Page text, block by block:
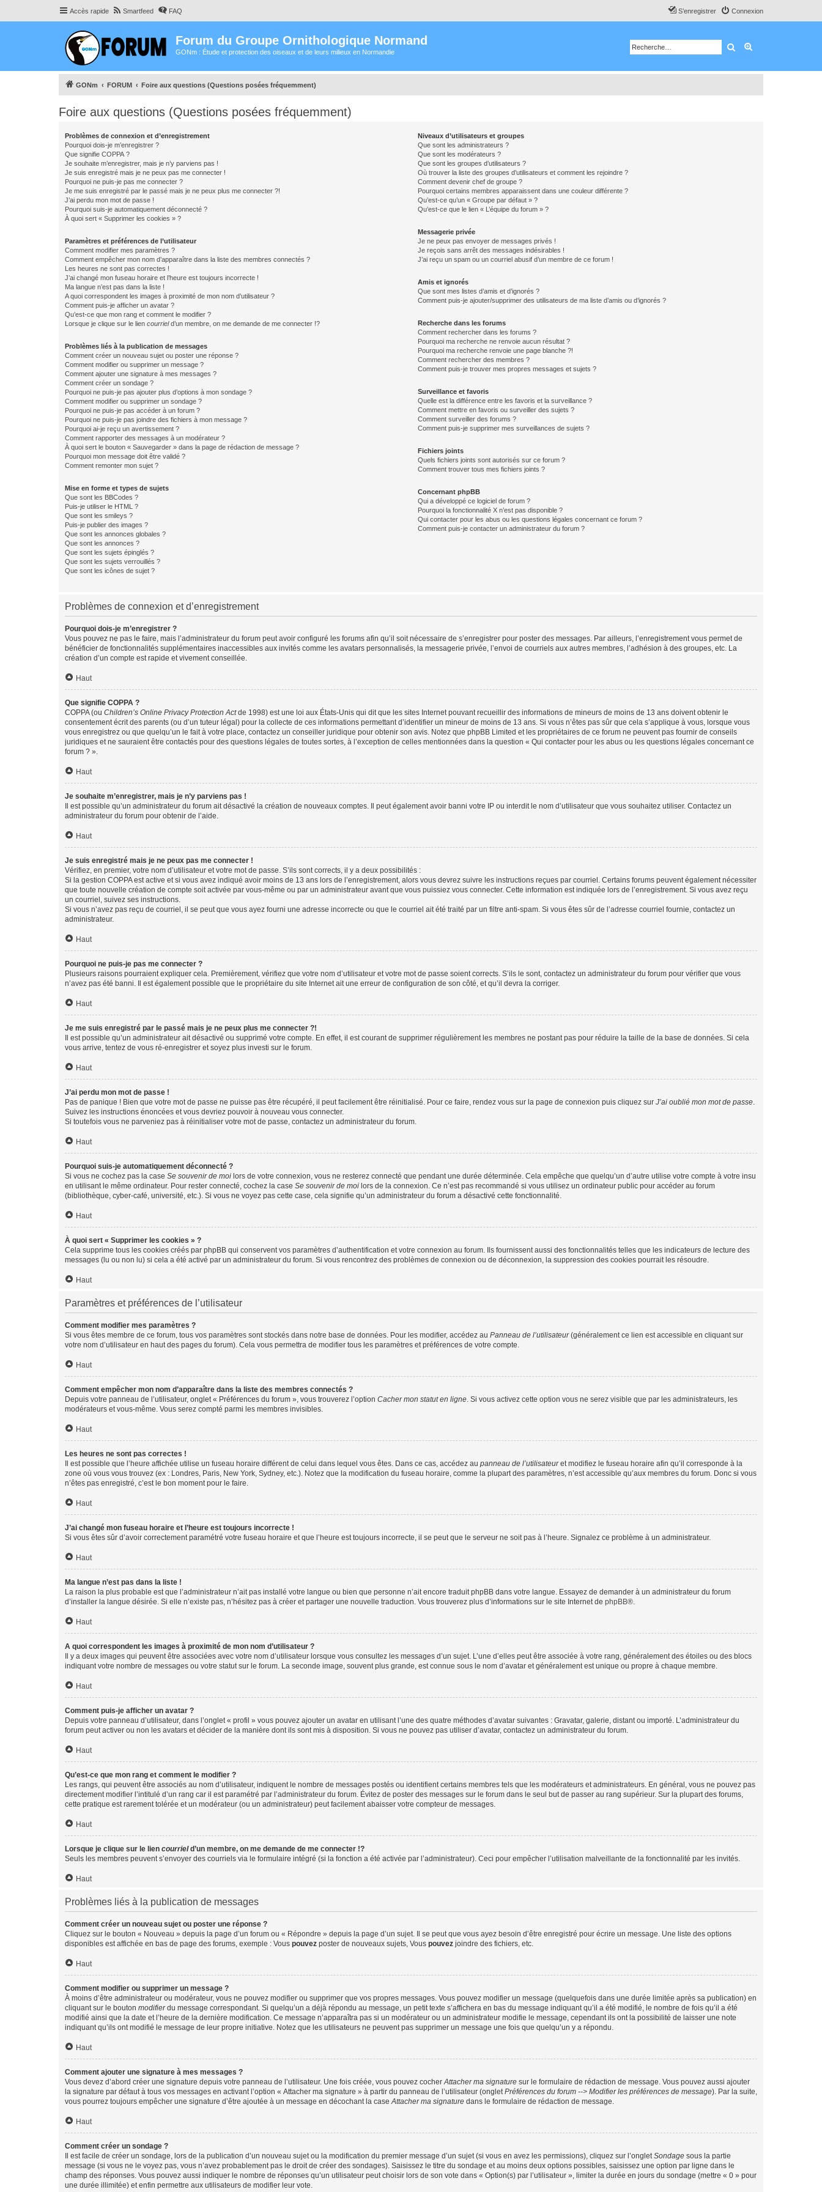
Accès rapide Smartfeed FAQ Connexion
S’enregistrer
Forum du Groupe Ornithologique Normand
GONm : Étude et protection des oiseaux et de leurs milieux en Normandie Rechercher
GONm FORUM Foire aux questions (Questions posées fréquemment)
Foire aux questions (Questions posées fréquemment)
Problèmes de connexion et d’enregistrement
Pourquoi dois-je m’enregistrer ?
Que signifie COPPA ?
Je souhaite m’enregistrer, mais je n’y parviens pas !
Je suis enregistré mais je ne peux pas me connecter !
Pourquoi ne puis-je pas me connecter ?
Je me suis enregistré par le passé mais je ne peux plus me connecter ?!
J’ai perdu mon mot de passe !
Pourquoi suis-je automatiquement déconnecté ?
À quoi sert « Supprimer les cookies » ?
Paramètres et préférences de l’utilisateur
Comment modifier mes paramètres ?
Comment empêcher mon nom d’apparaître dans la liste des membres connectés ?
Les heures ne sont pas correctes !
J’ai changé mon fuseau horaire et l’heure est toujours incorrecte !
Ma langue n’est pas dans la liste !
A quoi correspondent les images à proximité de mon nom d’utilisateur ?
Comment puis-je afficher un avatar ?
Qu’est-ce que mon rang et comment le modifier ?
Lorsque je clique sur le lien courrield’un membre, on me demande de me connecter !?
Problèmes liés à la publication de messages
Comment créer un nouveau sujet ou poster une réponse ?
Comment modifier ou supprimer un message ?
Comment ajouter une signature à mes messages ?
Comment créer un sondage ?
Pourquoi ne puis-je pas ajouter plus d’options à mon sondage ?
Comment modifier ou supprimer un sondage ?
Pourquoi ne puis-je pas accéder à un forum ?
Pourquoi ne puis-je pas joindre des fichiers à mon message ?
Pourquoi ai-je reçu un avertissement ?
Comment rapporter des messages à un modérateur ?
À quoi sert le bouton « Sauvegarder » dans la page de rédaction de message ?
Pourquoi mon message doit être validé ?
Comment remonter mon sujet ?
Mise en forme et types de sujets
Que sont les BBCodes ?
Puis-je utiliser le HTML ?
Que sont les smileys ?
Puis-je publier des images ?
Que sont les annonces globales ?
Que sont les annonces ?
Que sont les sujets épinglés ?
Que sont les sujets verrouillés ?
Que sont les icônes de sujet ?
Niveaux d’utilisateurs et groupes
Que sont les administrateurs ?
Que sont les modérateurs ?
Que sont les groupes d’utilisateurs ?
Où trouver la liste des groupes d’utilisateurs et comment les rejoindre ?
Comment devenir chef de groupe ?
Pourquoi certains membres apparaissent dans une couleur différente ?
Qu’est-ce qu’un « Groupe par défaut » ?
Qu’est-ce que le lien « L’équipe du forum » ?
Messagerie privée
Je ne peux pas envoyer de messages privés !
Je reçois sans arrêt des messages indésirables !
J’ai reçu un spam ou un courriel abusif d’un membre de ce forum !
Amis et ignorés
Que sont mes listes d’amis et d’ignorés ?
Comment puis-je ajouter/supprimer des utilisateurs de ma liste d’amis ou d’ignorés ?
Recherche dans les forums
Comment rechercher dans les forums ?
Pourquoi ma recherche ne renvoie aucun résultat ?
Pourquoi ma recherche renvoie une page blanche ?!
Comment rechercher des membres ?
Comment puis-je trouver mes propres messages et sujets ?
Surveillance et favoris
Quelle est la différence entre les favoris et la surveillance ?
Comment mettre en favoris ou surveiller des sujets ?
Comment surveiller des forums ?
Comment puis-je supprimer mes surveillances de sujets ?
Fichiers joints
Quels fichiers joints sont autorisés sur ce forum ?
Comment trouver tous mes fichiers joints ?
Concernant phpBB
Qui a développé ce logiciel de forum ?
Pourquoi la fonctionnalité X n’est pas disponible ?
Qui contacter pour les abus ou les questions légales concernant ce forum ?
Comment puis-je contacter un administrateur du forum ?
Problèmes de connexion et d’enregistrement
Pourquoi dois-je m’enregistrer ?
Vous pouvez ne pas le faire, mais l’administrateur du forum peut avoir configuré les forums afin qu’il soit nécessaire de s’enregistrer pour poster des messages. Par ailleurs, l’enregistrement vous permet de
bénéficier de fonctionnalités supplémentaires inaccessibles aux invités comme les avatars personnalisés, la messagerie privée, l’envoi de courriels aux autres membres, l’adhésion à des groupes, etc. La
création d’un compte est rapide et vivement conseillée.
Haut
Que signifie COPPA ?
COPPA (ou Children’s Online Privacy Protection Actde 1998) est une loi aux États-Unis qui dit que les sites Internet pouvant recueillir des informations de mineurs de moins de 13 ans doivent obtenir le
consentement écrit des parents (ou d’un tuteur légal) pour la collecte de ces informations permettant d’identifier un mineur de moins de 13 ans. Si vous n’êtes pas sûr que cela s’applique à vous, lorsque vous
vous enregistrez ou que quelqu’un le fait à votre place, contactez un conseiller juridique pour obtenir son avis. Notez que phpBB Limited et les propriétaires de ce forum ne peuvent pas fournir de conseils
juridiques et ne sauraient être contactés pour des questions légales de toutes sortes, à l’exception de celles mentionnées dans la question « Qui contacter pour les abus ou les questions légales concernant ce
forum ? ».
Haut
Je souhaite m’enregistrer, mais je n’y parviens pas !
Il est possible qu’un administrateur du forum ait désactivé la création de nouveaux comptes. Il peut également avoir banni votre IP ou interdit le nom d’utilisateur que vous souhaitez utiliser. Contactez un
administrateur du forum pour obtenir de l’aide.
Haut
Je suis enregistré mais je ne peux pas me connecter !
Vérifiez, en premier, votre nom d’utilisateur et votre mot de passe. S’ils sont corrects, il y a deux possibilités :
Si la gestion COPPA est active et si vous avez indiqué avoir moins de 13 ans lors de l’enregistrement, alors vous devrez suivre les instructions reçues par courriel. Certains forums peuvent également nécessiter
que toute nouvelle création de compte soit activée par vous-même ou par un administrateur avant que vous puissiez vous connecter. Cette information est indiquée lors de l’enregistrement. Si vous avez reçu
un courriel, suivez ses instructions.
Si vous n’avez pas reçu de courriel, il se peut que vous ayez fourni une adresse incorrecte ou que le courriel ait été traité par un filtre anti-spam. Si vous êtes sûr de l’adresse courriel fournie, contactez un
administrateur.
Haut
Pourquoi ne puis-je pas me connecter ?
Plusieurs raisons pourraient expliquer cela. Premièrement, vérifiez que votre nom d’utilisateur et votre mot de passe soient corrects. S’ils le sont, contactez un administrateur du forum pour vérifier que vous
n’avez pas été banni. Il est également possible que le propriétaire du site Internet ait une erreur de configuration de son côté, et qu’il devra la corriger.
Haut
Je me suis enregistré par le passé mais je ne peux plus me connecter ?!
Il est possible qu’un administrateur ait désactivé ou supprimé votre compte. En effet, il est courant de supprimer régulièrement les membres ne postant pas pour réduire la taille de la base de données. Si cela
vous arrive, tentez de vous ré-enregistrer et soyez plus investi sur le forum.
Haut
J’ai perdu mon mot de passe !
Pas de panique ! Bien que votre mot de passe ne puisse pas être récupéré, il peut facilement être réinitialisé. Pour ce faire, rendez vous sur la page de connexion puis cliquez sur J’ai oublié mon mot de passe.
Suivez les instructions énoncées et vous devriez pouvoir à nouveau vous connecter.
Si toutefois vous ne parveniez pas à réinitialiser votre mot de passe, contactez un administrateur du forum.
Haut
Pourquoi suis-je automatiquement déconnecté ?
Si vous ne cochez pas la case Se souvenir de moi lors de votre connexion, vous ne resterez connecté que pendant une durée déterminée. Cela empêche que quelqu’un d’autre utilise votre compte à votre insu
en utilisant le même ordinateur. Pour rester connecté, cochez la case Se souvenir de moi lors de la connexion. Ce n’est pas recommandé si vous utilisez un ordinateur public pour accéder au forum
(bibliothèque, cyber-café, université, etc.). Si vous ne voyez pas cette case, cela signifie qu’un administrateur du forum a désactivé cette fonctionnalité.
Haut
À quoi sert « Supprimer les cookies » ?
Cela supprime tous les cookies créés par phpBB qui conservent vos paramètres d’authentification et votre connexion au forum. Ils fournissent aussi des fonctionnalités telles que les indicateurs de lecture des
messages (lu ou non lu) si cela a été activé par un administrateur du forum. Si vous rencontrez des problèmes de connexion ou de déconnexion, la suppression des cookies pourrait les résoudre.
Haut
Paramètres et préférences de l’utilisateur
Comment modifier mes paramètres ?
Si vous êtes membre de ce forum, tous vos paramètres sont stockés dans notre base de données. Pour les modifier, accédez au Panneau de l’utilisateur(généralement ce lien est accessible en cliquant sur
votre nom d’utilisateur en haut des pages du forum). Cela vous permettra de modifier tous les paramètres et préférences de votre compte.
Haut
Comment empêcher mon nom d’apparaître dans la liste des membres connectés ?
Depuis votre panneau de l’utilisateur, onglet « Préférences du forum », vous trouverez l’option Cacher mon statut en ligne. Si vous activez cette option vous ne serez visible que par les administrateurs, les
modérateurs et vous-même. Vous serez compté parmi les membres invisibles.
Haut
Les heures ne sont pas correctes !
Il est possible que l’heure affichée utilise un fuseau horaire différent de celui dans lequel vous êtes. Dans ce cas, accédez au panneau de l’utilisateuret modifiez le fuseau horaire afin qu’il corresponde à la
zone où vous vous trouvez (ex : Londres, Paris, New York, Sydney, etc.). Notez que la modification du fuseau horaire, comme la plupart des paramètres, n’est accessible qu’aux membres du forum. Donc si vous
n’êtes pas enregistré, c’est le bon moment pour le faire.
Haut
J’ai changé mon fuseau horaire et l’heure est toujours incorrecte !
Si vous êtes sûr d’avoir correctement paramétré votre fuseau horaire et que l’heure est toujours incorrecte, il se peut que le serveur ne soit pas à l’heure. Signalez ce problème à un administrateur.
Haut
Ma langue n’est pas dans la liste !
La raison la plus probable est que l’administrateur n’ait pas installé votre langue ou bien que personne n’ait encore traduit phpBB dans votre langue. Essayez de demander à un administrateur du forum
d’installer la langue désirée. Si elle n’existe pas, n’hésitez pas à créer et partager une nouvelle traduction. Vous trouverez plus d’informations sur le site Internet de phpBB®.
Haut
A quoi correspondent les images à proximité de mon nom d’utilisateur ?
Il y a deux images qui peuvent être associées avec votre nom d’utilisateur lorsque vous consultez les messages d’un sujet. L’une d’elles peut être associée à votre rang, généralement des étoiles ou des blocs
indiquant votre nombre de messages ou votre statut sur le forum. La seconde image, souvent plus grande, est connue sous le nom d’avatar et généralement est unique ou propre à chaque membre.
Haut
Comment puis-je afficher un avatar ?
Depuis votre panneau d’utilisateur, dans l’onglet « profil » vous pouvez ajouter un avatar en utilisant l’une des quatre méthodes d’avatar suivantes : Gravatar, galerie, distant ou importé. L’administrateur du
forum peut activer ou non les avatars et décider de la manière dont ils sont mis à disposition. Si vous ne pouvez pas utiliser d’avatar, contactez un administrateur du forum.
Haut
Qu’est-ce que mon rang et comment le modifier ?
Les rangs, qui peuvent être associés au nom d’utilisateur, indiquent le nombre de messages postés ou identifient certains membres tels que les modérateurs et administrateurs. En général, vous ne pouvez pas
directement modifier l’intitulé d’un rang car il est paramétré par l’administrateur du forum. Évitez de poster des messages sur le forum dans le seul but de passer au rang supérieur. Sur la plupart des forums,
cette pratique est rarement tolérée et un modérateur (ou un administrateur) peut facilement abaisser votre compteur de messages.
Haut
Lorsque je clique sur le lien courrield’un membre, on me demande de me connecter !?
Seuls les membres peuvent s’envoyer des courriels via le formulaire intégré (si la fonction a été activée par l’administrateur). Ceci pour empêcher l’utilisation malveillante de la fonctionnalité par les invités.
Haut
Problèmes liés à la publication de messages
Comment créer un nouveau sujet ou poster une réponse ?
Cliquez sur le bouton « Nouveau » depuis la page d’un forum ou « Répondre » depuis la page d’un sujet. Il se peut que vous ayez besoin d’être enregistré pour écrire un message. Une liste des options
disponibles est affichée en bas de page des forums, exemple : Vous pouvez poster de nouveaux sujets, Vous pouvez joindre des fichiers, etc.
Haut
Comment modifier ou supprimer un message ?
À moins d’être administrateur ou modérateur, vous ne pouvez modifier ou supprimer que vos propres messages. Vous pouvez modifier un message (quelquefois dans une durée limitée après sa publication) en
cliquant sur le bouton modifierdu message correspondant. Si quelqu’un a déjà répondu au message, un petit texte s’affichera en bas du message indiquant qu’il a été modifié, le nombre de fois qu’il a été
modifié ainsi que la date et l’heure de la dernière modification. Ce message n’apparaîtra pas si un modérateur ou un administrateur modifie le message, cependant ils ont la possibilité de laisser une note
indiquant qu’ils ont modifié le message de leur propre initiative. Notez que les utilisateurs ne peuvent pas supprimer un message une fois que quelqu’un y a répondu.
Haut
Comment ajouter une signature à mes messages ?
Vous devez d’abord créer une signature depuis votre panneau de l’utilisateur. Une fois créée, vous pouvez cocherAttacher ma signature sur le formulaire de rédaction de message. Vous pouvez aussi ajouter
la signature par défaut à tous vos messages en activant l’option « Attacher ma signature » à partir du panneau de l’utilisateur (ongletPréférences du forum --> Modifier les préférences de message). Par la suite,
vous pourrez toujours empêcher une signature d’être ajoutée à un message en décochant la caseAttacher ma signature dans le formulaire de rédaction de message.
Haut
Comment créer un sondage ?
Il est facile de créer un sondage, lors de la publication d’un nouveau sujet ou la modification du premier message d’un sujet (si vous en avez les permissions), cliquez sur l’ongletSondage sous la partie
message (si vous ne le voyez pas, vous n’avez probablement pas le droit de créer des sondages). Saisissez le titre du sondage et au moins deux options possibles, saisissez une option par ligne dans le
champ des réponses. Vous pouvez aussi indiquer le nombre de réponses qu’un utilisateur peut choisir lors de son vote dans « Option(s) par l’utilisateur », limiter la durée en jours du sondage (mettre « 0 » pour
une durée illimitée) et enfin permettre aux utilisateurs de modifier leur vote.